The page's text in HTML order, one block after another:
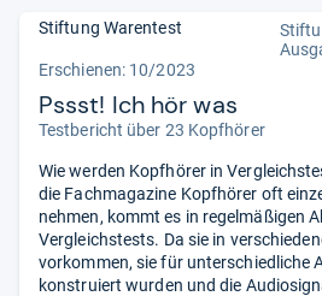
Stiftung Warentest
Erschienen: 10/2023
Pssst! Ich hör was
Testbericht über 23 Kopfhörer
Wie werden Kopfhörer in
die Fachmagazine Kopfhörer oft
nehmen, kommt es in regelmäßigen
Vergleichstests. Da sie in
vorkommen, sie für unterschiedliche
konstruiert wurden und die